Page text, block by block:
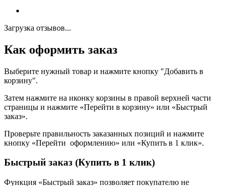
Загрузка отзывов...
Как оформить заказ
Выберите нужный товар и нажмите кнопку "Добавить в
корзину".
Затем нажмите на иконку корзины в правой верхней части
страницы и нажмите «Перейти в корзину» или «Быстрый
заказ».
Проверьте правильность заказанных позиций и нажмите
кнопку «Перейти оформлению» или «Купить в 1 клик».
Быстрый заказ (Купить в 1 клик)
Функция «Быстрый заказ» позволяет покупателю не